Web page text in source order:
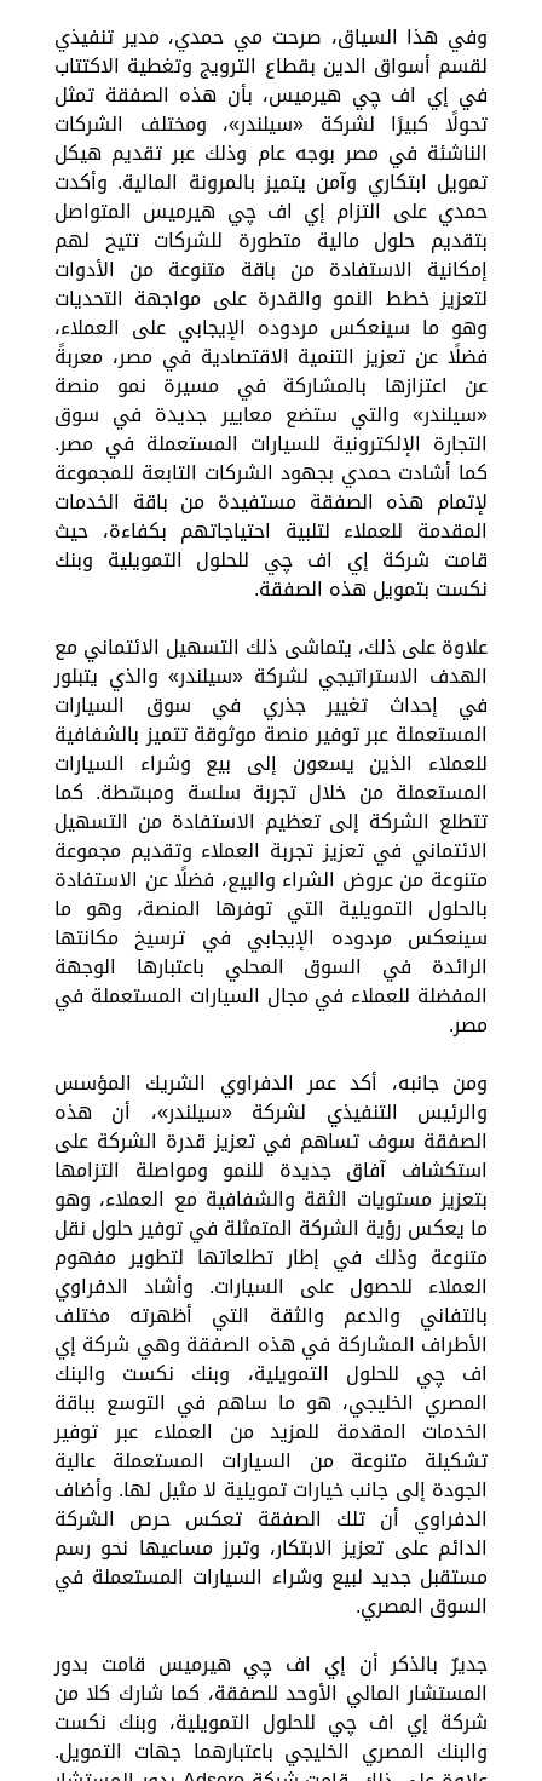
وفي هذا السياق، صرحت مي حمدي، مدير تنفيذي
لقسم أسواق الدين بقطاع الترويج وتغطية الاكتتاب
في إي اف چي هيرميس، بأن هذه الصفقة تمثل
تحولًا كبيرًا لشركة «سيلندر»، ومختلف الشركات
الناشئة في مصر بوجه عام وذلك عبر تقديم هيكل
تمويل ابتكاري وآمن يتميز بالمرونة المالية. وأكدت
حمدي على التزام إي اف چي هيرميس المتواصل
بتقديم حلول مالية متطورة للشركات تتيح لهم
إمكانية الاستفادة من باقة متنوعة من الأدوات
لتعزيز خطط النمو والقدرة على مواجهة التحديات
وهو ما سينعكس مردوده الإيجابي على العملاء،
فضلًا عن تعزيز التنمية الاقتصادية في مصر، معربةً
عن اعتزازها بالمشاركة في مسيرة نمو منصة
«سيلندر» والتي ستضع معايير جديدة في سوق
التجارة الإلكترونية للسيارات المستعملة في مصر.
كما أشادت حمدي بجهود الشركات التابعة للمجموعة
لإتمام هذه الصفقة مستفيدة من باقة الخدمات
المقدمة للعملاء لتلبية احتياجاتهم بكفاءة، حيث
قامت شركة إي اف چي للحلول التمويلية وبنك
نكست بتمويل هذه الصفقة.
علاوة على ذلك، يتماشى ذلك التسهيل الائتماني مع
الهدف الاستراتيجي لشركة «سيلندر» والذي يتبلور
في إحداث تغيير جذري في سوق السيارات
المستعملة عبر توفير منصة موثوقة تتميز بالشفافية
للعملاء الذين يسعون إلى بيع وشراء السيارات
المستعملة من خلال تجربة سلسة ومبسّطة. كما
تتطلع الشركة إلى تعظيم الاستفادة من التسهيل
الائتماني في تعزيز تجربة العملاء وتقديم مجموعة
متنوعة من عروض الشراء والبيع، فضلًا عن الاستفادة
بالحلول التمويلية التي توفرها المنصة، وهو ما
سينعكس مردوده الإيجابي في ترسيخ مكانتها
الرائدة في السوق المحلي باعتبارها الوجهة
المفضلة للعملاء في مجال السيارات المستعملة في
مصر.
ومن جانبه، أكد عمر الدفراوي الشريك المؤسس
والرئيس التنفيذي لشركة «سيلندر»، أن هذه
الصفقة سوف تساهم في تعزيز قدرة الشركة على
استكشاف آفاق جديدة للنمو ومواصلة التزامها
بتعزيز مستويات الثقة والشفافية مع العملاء، وهو
ما يعكس رؤية الشركة المتمثلة في توفير حلول نقل
متنوعة وذلك في إطار تطلعاتها لتطوير مفهوم
العملاء للحصول على السيارات. وأشاد الدفراوي
بالتفاني والدعم والثقة التي أظهرته مختلف
الأطراف المشاركة في هذه الصفقة وهي شركة إي
اف چي للحلول التمويلية، وبنك نكست والبنك
المصري الخليجي، هو ما ساهم في التوسع بباقة
الخدمات المقدمة للمزيد من العملاء عبر توفير
تشكيلة متنوعة من السيارات المستعملة عالية
الجودة إلى جانب خيارات تمويلية لا مثيل لها. وأضاف
الدفراوي أن تلك الصفقة تعكس حرص الشركة
الدائم على تعزيز الابتكار، وتبرز مساعيها نحو رسم
مستقبل جديد لبيع وشراء السيارات المستعملة في
السوق المصري.
جديرٌ بالذكر أن إي اف چي هيرميس قامت بدور
المستشار المالي الأوحد للصفقة، كما شارك كلا من
شركة إي اف چي للحلول التمويلية، وبنك نكست
والبنك المصري الخليجي باعتبارهما جهات التمويل.